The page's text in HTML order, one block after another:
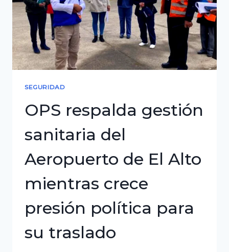
billetes
Serie
B
SEGURIDAD
OPS respalda gestión
sanitaria del
Aeropuerto de El Alto
mientras crece
presión política para
su traslado